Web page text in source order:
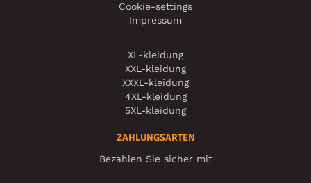
Cookie-settings
Impressum
XL-kleidung
XXL-kleidung
XXXL-kleidung
4XL-kleidung
5XL-kleidung
ZAHLUNGSARTEN
Bezahlen Sie sicher mit